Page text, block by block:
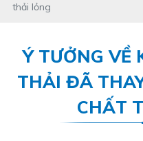
thải lỏng
Ý TƯỞNG VỀ
THẢI ĐÃ
CHẤT